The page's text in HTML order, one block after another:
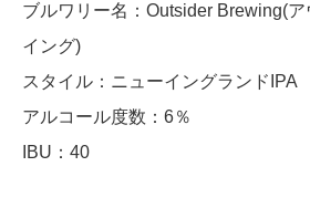
ブルワリー名：Outsider Brewing(
イング)
スタイル：ニューイングランドIPA
アルコール度数：6％
IBU：40